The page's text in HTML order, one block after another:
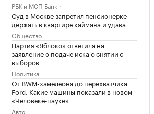
РБК и МСП Банк
Суд в Москве запретил пенсионерке
держать в квартире каймана и удава
Общество
Партия «Яблоко» ответила на
заявление о подаче иска о снятии с
выборов
Политика
От BWM-хамелеона до перехватчика
Ford. Какие машины показали в новом
«Человеке-пауке»
Авто